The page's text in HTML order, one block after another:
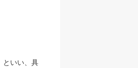
といい、具